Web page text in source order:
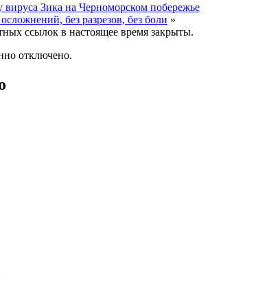
Зика на Черноморском побережье
без разрезов, без боли »
ссылок в настоящее время закрыты.
отключено.